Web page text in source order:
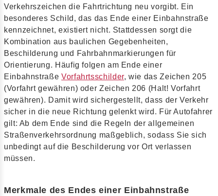
Verkehrszeichen die Fahrtrichtung neu vorgibt. Ein
besonderes Schild, das das Ende einer Einbahnstraße
kennzeichnet, existiert nicht. Stattdessen sorgt die
Kombination aus baulichen Gegebenheiten,
Beschilderung und Fahrbahnmarkierungen für
Orientierung. Häufig folgen am Ende einer
Einbahnstraße Vorfahrtsschilder, wie das Zeichen 205
(Vorfahrt gewähren) oder Zeichen 206 (Halt! Vorfahrt
gewähren). Damit wird sichergestellt, dass der Verkehr
sicher in die neue Richtung gelenkt wird. Für Autofahrer
gilt: Ab dem Ende sind die Regeln der allgemeinen
Straßenverkehrsordnung maßgeblich, sodass Sie sich
unbedingt auf die Beschilderung vor Ort verlassen
müssen.
Merkmale des Endes einer Einbahnstraße